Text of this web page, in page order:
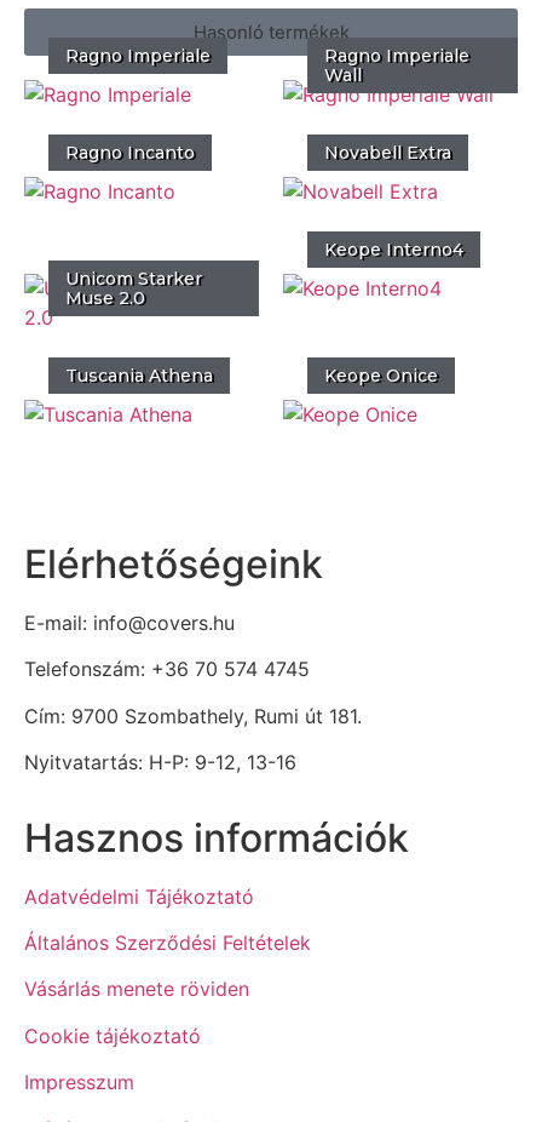
Hasonló termékek
Ragno Imperiale
Ragno Imperiale
Wall
Ragno Incanto Novabell Extra
Unicom Starker
Muse 2.0
Keope Interno4
Tuscania Athena Keope Onice
Elérhetőségeink
E-mail: info@covers.hu
Telefonszám: +36 70 574 4745
Cím: 9700 Szombathely, Rumi út 181.
Nyitvatartás: H-P: 9-12, 13-16
Hasznos információk
Adatvédelmi Tájékoztató
Általános Szerződési Feltételek
Vásárlás menete röviden
Cookie tájékoztató
Impresszum